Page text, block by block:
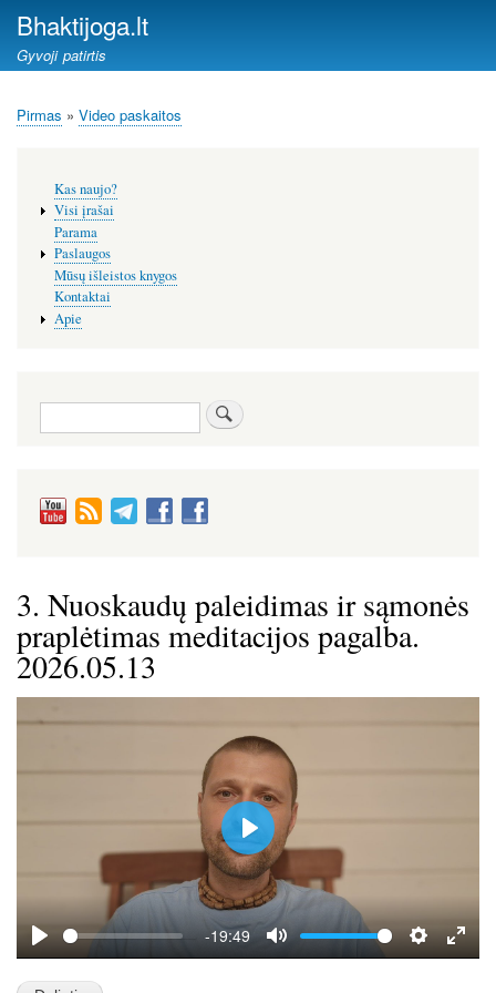
Bhaktijoga.lt
Gyvoji patirtis
Kelias
Pirmas Video paskaitos
3. Nuoskaudų paleidimas ir sąmonės
praplėtimas meditacijos pagalba.
2026.05.13
P
l
-19:49
M
S
E
P
l
a
y
meniu
Kas naujo?
Visi įrašai
Parama
Paslaugos
Mūsų išleistos knygos
Kontaktai
Apie
Paieška